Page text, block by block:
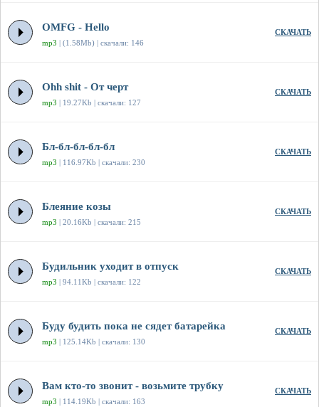
OMFG - Hello
mp3 | (1.58Mb) | скачали: 146
СКАЧАТЬ
Ohh shit - От черт
mp3 | 19.27Kb | скачали: 127
СКАЧАТЬ
Бл-бл-бл-бл-бл
mp3 | 116.97Kb | скачали: 230
СКАЧАТЬ
Блеяние козы
mp3 | 20.16Kb | скачали: 215
СКАЧАТЬ
Будильник уходит в отпуск
mp3 | 94.11Kb | скачали: 122
СКАЧАТЬ
Буду будить пока не сядет батарейка
mp3 | 125.14Kb | скачали: 130
СКАЧАТЬ
Вам кто-то звонит - возьмите трубку
mp3 | 114.19Kb | скачали: 163
СКАЧАТЬ